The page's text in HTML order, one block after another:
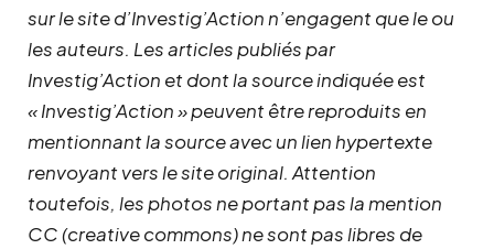
sur le site d’Investig’Action n’engagent que le ou
les auteurs. Les articles publiés par
Investig’Action et dont la source indiquée est
« Investig’Action » peuvent être reproduits en
mentionnant la source avec un lien hypertexte
renvoyant vers le site original. Attention
toutefois, les photos ne portant pas la mention
CC (creative commons) ne sont pas libres de